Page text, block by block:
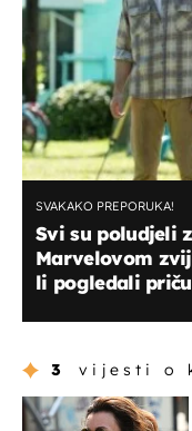
SVAKAKO PREPORUKA!
Svi su poludjeli
Marvelovom
li pogledali
3 vijesti o